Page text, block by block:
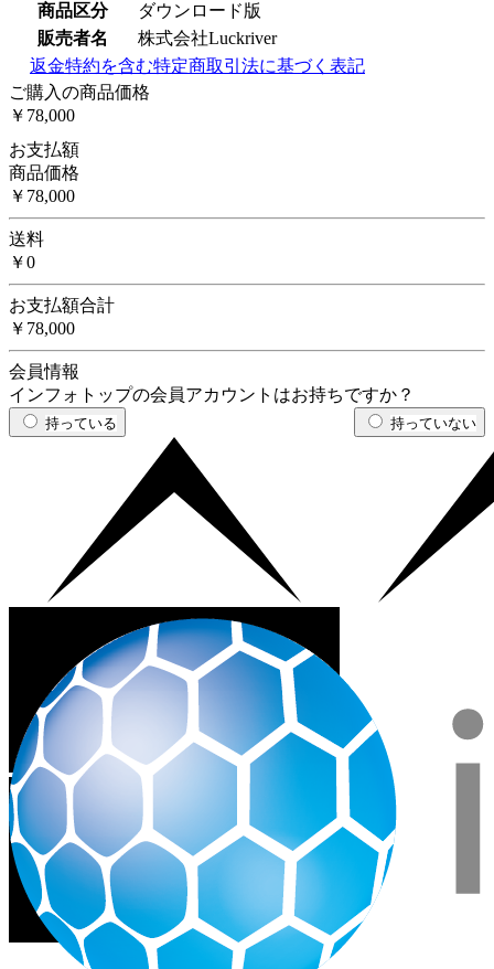
商品区分
ダウンロード版
販売者名
株式会社Luckriver
返金特約を含む特定商取引法に基づく表記
ご購入の商品価格
￥78,000
お支払額
商品価格
￥78,000
送料
￥0
お支払額合計
￥78,000
会員情報
インフォトップの会員アカウントはお持ちですか？
持っている 持っていない